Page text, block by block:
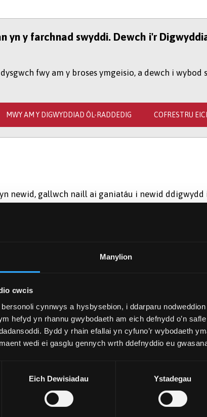
Manylion
cwcis
cynnwys a hysbysebion, i ddarparu
hefyd yn rhannu gwybodaeth am eich defnydd o’n
Bydd y rhain efallai yn cyfuno’r wybodaeth
wedi ei gasglu gennych wrth ddefnyddio eu
Eich Dewisiadau Ystadegau
yn y farchnad swyddi. Dewch i'r
fwy am y broses ymgeisio, a dewch i
MWY AM Y DIGWYDDIAD ÔL-RADDEDIG COFRESTRU
newid, gallwch naill ai ganiatáu i newid ddigwydd
y cwrs Dylunio Arloesi Cymhwysol yn eich paratoi i
newid ym mha bynnag faes a ddewiswch,
ar sail profiad. Bydd y cwrs hwn yn eich cyflwyno i'r
cwch mewn perthynas â gweithgareddau
cynnwys projectau dylunio; astudiaeth
ar ymchwil, gan arwain at broject ymchwil
tri llwybr, gyda ffocws ar gyflwyno rhywbeth
yn seiliedig ar ddyheadau gyrfa a maes
yn rhan-amser dros 2 flynedd.